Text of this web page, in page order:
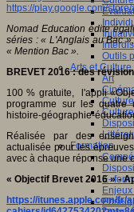
Outils
Arts et Culture
Art
Culture
Formation
E-
https://play.google.com/
Nomad Education édite
séries : « L'Anglais au Bac
« Mention Bac ».
BREVET 2016 : des
100 % gratuite, l'appli
programme sur les quatre
histoire-géographie-
Réalisée par des
actualisée pour les
avec à chaque réponse une
« Objectif Brevet 2016 » -
https://itunes.apple.com/fr/